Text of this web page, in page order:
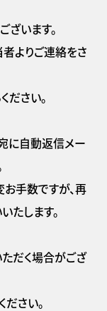
ざいます。
よりご連絡をさ
ださい。
に自動返信メー
手数ですが、再
たします。
だく場合がござ
さい。